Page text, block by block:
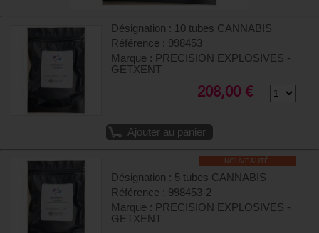
Désignation : 10 tubes CANNABIS
Référence : 998453
Marque : PRECISION EXPLOSIVES -
GETXENT
208,00 €
Ajouter au panier
NOUVEAUTÉ
Désignation : 5 tubes CANNABIS
Référence : 998453-2
Marque : PRECISION EXPLOSIVES -
GETXENT